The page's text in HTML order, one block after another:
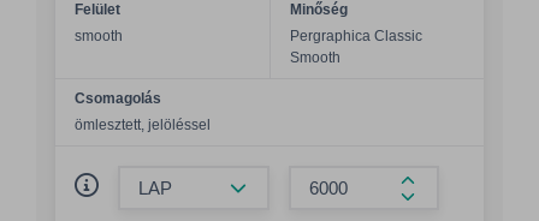
Felület
smooth
Minőség
Pergraphica Classic
Smooth
Csomagolás
ömlesztett, jelöléssel
Összeg